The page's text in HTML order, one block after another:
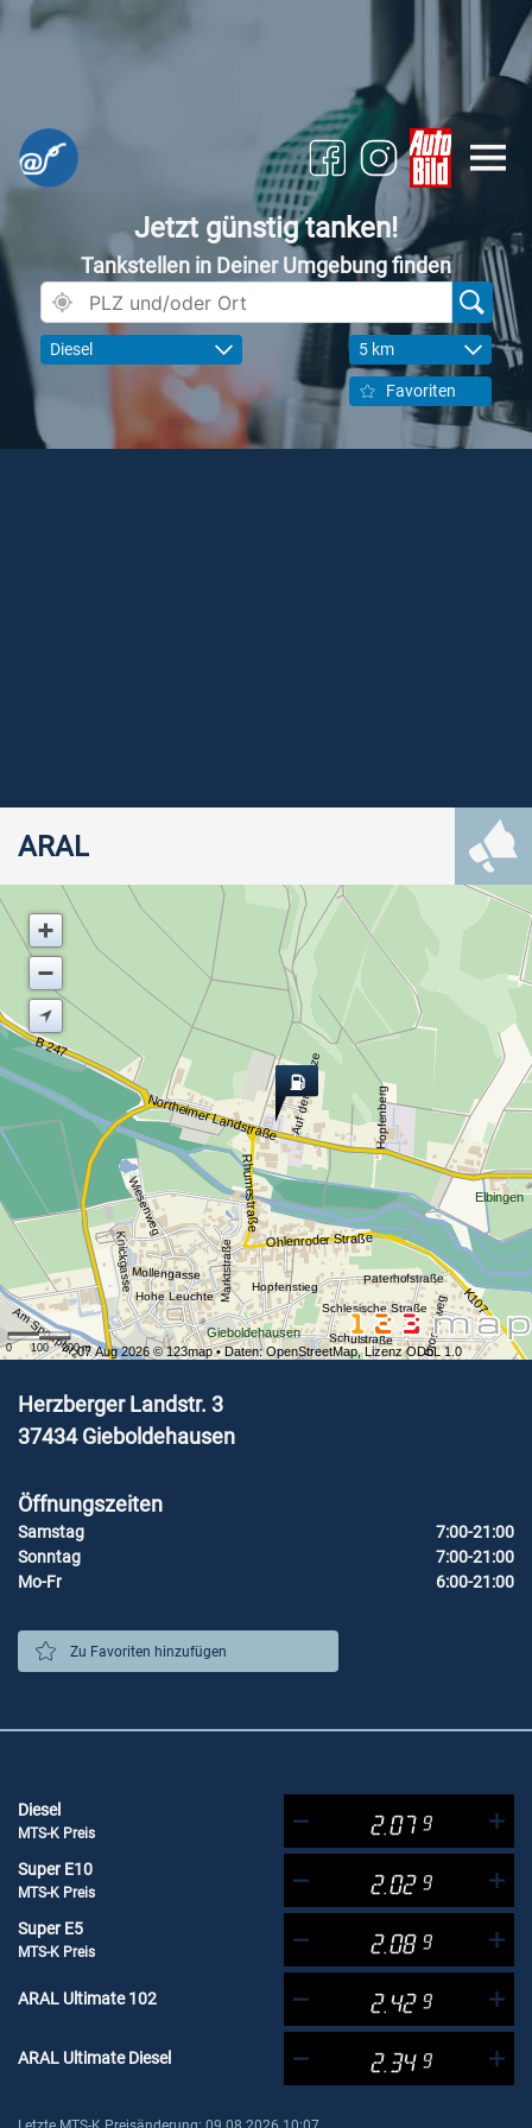
Jetzt günstig tanken!
Tankstellen in Deiner Umgebung finden
Diesel 5 km
Favoriten
ARAL
Gieboldehausen
Elbingen
B 247
Northeimer Landstraße
K107
Rhumestraße
Ohlenroder Straße
Marktstraße
Hohe Leuchte
Am Sportplatz
Mollengasse
Wiesenweg
Hopfenstieg
Auf dem Platze
Drosselweg
Paterhofstraße
Schlesische Straße
Knickgasse
Schulstraße
Hopfenberg
0 100 200 m
07 Aug 2026 ©123map• Daten:OpenStreetMap,Lizenz ODbL 1.0
Herzberger Landstr. 3
37434 Gieboldehausen
Öffnungszeiten
Samstag
7:00-21:00
Sonntag
7:00-21:00
Mo-Fr
6:00-21:00
Zu Favoriten hinzufügen
Diesel
MTS-K Preis 2.07 9
Super E10
MTS-K Preis 2.02 9
Super E5
MTS-K Preis 2.08 9
ARAL Ultimate 102 2.42 9
ARAL Ultimate Diesel 2.34 9